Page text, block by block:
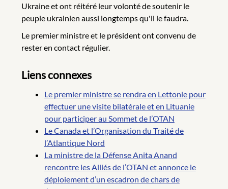
Ukraine et ont réitéré leur volonté de soutenir le
peuple ukrainien aussi longtemps qu'il le faudra.
Le premier ministre et le président ont convenu de
rester en contact régulier.
Liens connexes
Le premier ministre se rendra en Lettonie pour
effectuer une visite bilatérale et en Lituanie
pour participer au Sommet de l’OTAN
Le Canada et l’Organisation du Traité de
l’Atlantique Nord
La ministre de la Défense Anita Anand
rencontre les Alliés de l’OTAN et annonce le
déploiement d’un escadron de chars de